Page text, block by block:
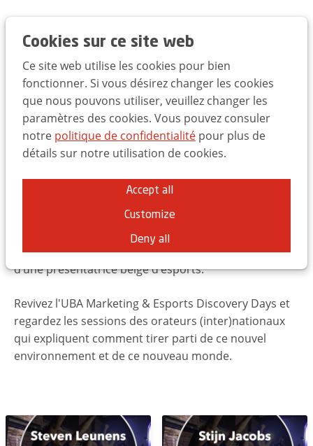
Cookies sur ce site web
Ce site web utilise les cookies pour bien
fonctionner. Si vous désirez changer les cookies
que nous pouvons utiliser, veuillez changer les
paramètres des cookies. Vous pouvez consuler
notre politique de confidentialité pour plus de
détails sur notre utilisation de cookies.
Accept all
Customize
Deny all
UBA Marketing &
Esports Discovery Days
Démarrez le jeu et intégrez l'esports dans
votre stratégie marketing
L’esports représente aujourd’hui des chiffres
vertigineux. Pensez aux 40 millions de spectateurs en
direct pour un tournoi de League of Legends, aux 35
millions de dollars de dotation pour le championnat
du monde de Dota 2 ou aux 2 millions d’abonnés
d’une présentatrice belge d’esports.
Revivez l'UBA Marketing & Esports Discovery Days et
regardez les sessions des orateurs (inter)nationaux
qui expliquent comment tirer parti de ce nouvel
environnement et de ce nouveau monde.